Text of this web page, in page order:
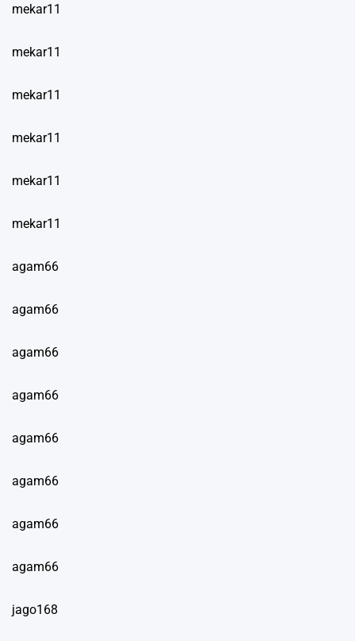
mekar11
mekar11
mekar11
mekar11
mekar11
mekar11
agam66
agam66
agam66
agam66
agam66
agam66
agam66
agam66
jago168